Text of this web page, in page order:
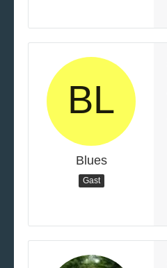
Blues
Gast